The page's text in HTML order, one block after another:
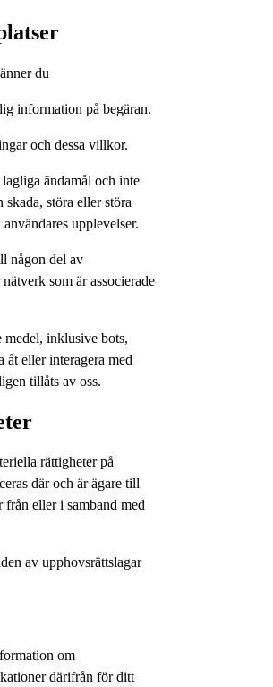
du
information på begäran.
och dessa villkor.
ändamål och inte
störa eller störa
upplevelser.
någon del av
som är associerade
medel, inklusive bots,
åt eller interagera med
tillåts av oss.
rättigheter på
där och är ägare till
från eller i samband med
av upphovsrättslagar
om
därifrån för ditt